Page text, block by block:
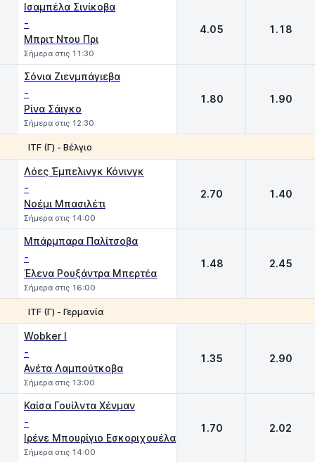
Iσαμπέλα Σινίκοβα
-
Μπριτ Ντου Πρι
Σήμερα στις 11:30
4.05 1.18
Σόνια Ζιενμπάγιεβα
-
Ρίνα Σάιγκο
Σήμερα στις 12:30
1.80 1.90
ITF (Γ) - Βέλγιο
Λόες Έμπελινγκ Κόνινγκ
-
Νοέμι Μπασιλέτι
Σήμερα στις 14:00
2.70 1.40
Μπάρμπαρα Παλίτσοβα
-
Έλενα Ρουξάντρα Μπερτέα
Σήμερα στις 16:00
1.48 2.45
ITF (Γ) - Γερμανία
Wobker I
-
Ανέτα Λαμπούτκοβα
Σήμερα στις 13:00
1.35 2.90
Καίσα Γουίλντα Χένμαν
-
Ιρένε Μπουρίγιο Εσκοριχουέλα
Σήμερα στις 14:00
1.70 2.02